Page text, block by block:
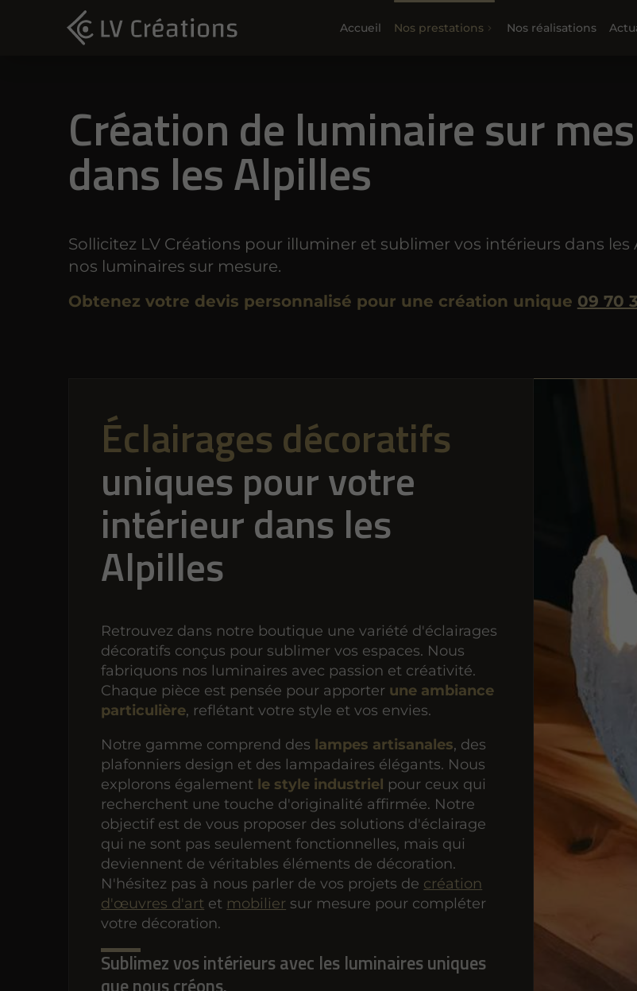
Accueil Nos prestations Nos réalisations
Création de luminaire sur
dans les Alpilles
Sollicitez LV Créations pour illuminer et sublimer vos intérieurs dans les
nos luminaires sur mesure.
Obtenez votre devis personnalisé pour une création unique 09 70
Éclairages décoratifs
uniques pour votre
intérieur dans les
Alpilles
Retrouvez dans notre boutique une variété d'éclairages
décoratifs conçus pour sublimer vos espaces. Nous
fabriquons nos luminaires avec passion et créativité.
Chaque pièce est pensée pour apporter une ambiance
particulière, reflétant votre style et vos envies.
Notre gamme comprend des lampes artisanales, des
plafonniers design et des lampadaires élégants. Nous
explorons également le style industriel pour ceux qui
recherchent une touche d'originalité affirmée. Notre
objectif est de vous proposer des solutions d'éclairage
qui ne sont pas seulement fonctionnelles, mais qui
deviennent de véritables éléments de décoration.
N'hésitez pas à nous parler de vos projets de création
d'œuvres d'art et mobilier sur mesure pour compléter
votre décoration.
Sublimez vos intérieurs avec les luminaires uniques